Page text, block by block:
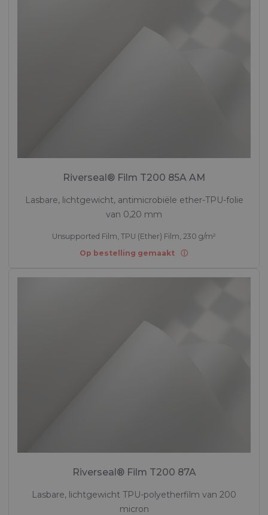
Riverseal® Film T200 85A AM
Lasbare, lichtgewicht, antimicrobiële ether-TPU-folie
van 0,20 mm
Unsupported Film, TPU (Ether) Film, 230 g/m²
Op bestelling gemaakt
Riverseal® Film T200 87A
Lasbare, lichtgewicht TPU-polyetherfilm van 200
micron